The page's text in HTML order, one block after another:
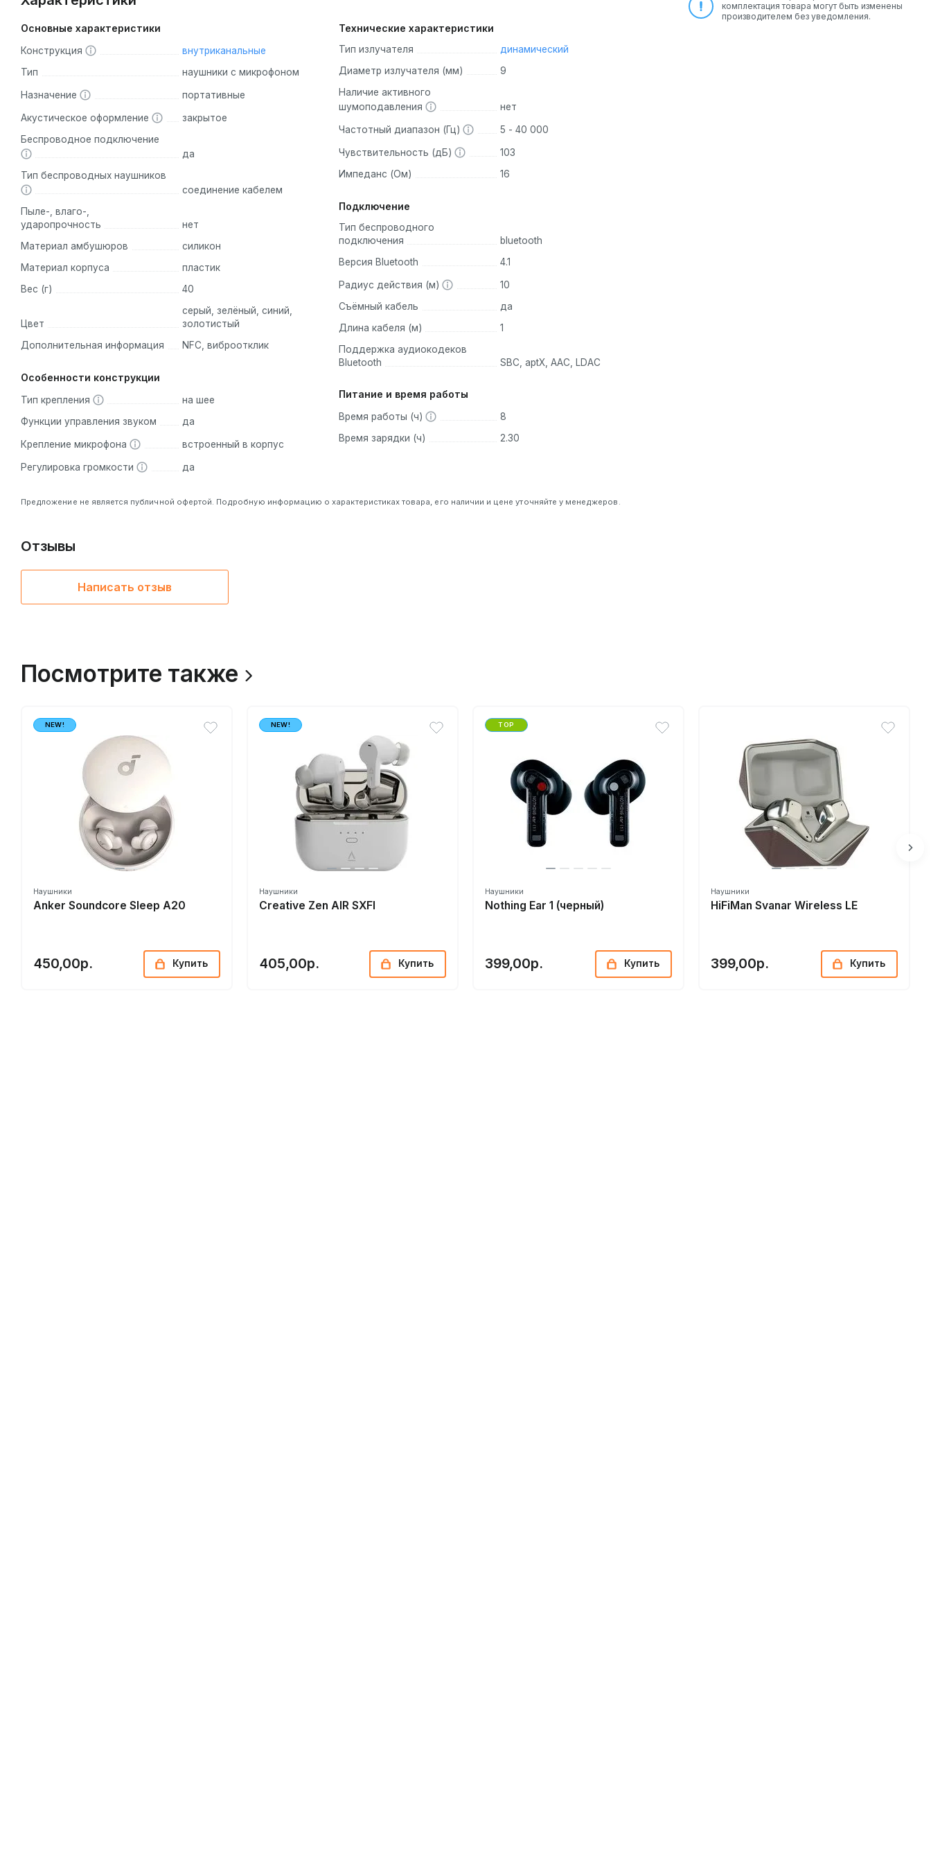
Основные характеристики
Конструкция
внутриканальные
Тип
наушники с микрофоном
Назначение портативные
Акустическое оформление
закрытое
Беспроводное подключение
да
Тип беспроводных наушников
соединение кабелем
Пыле-, влаго-,
ударопрочность
нет
Материал амбушюров
силикон
Материал корпуса
пластик
Вес (г)
40
Цвет
серый, зелёный, синий,
золотистый
Дополнительная информация
NFC, виброотклик
Особенности конструкции
Тип крепления
на шее
Функции управления звуком
да
Крепление микрофона встроенный в корпус
Регулировка громкости да
Технические характеристики
Тип излучателя
динамический
Диаметр излучателя (мм)
9
Наличие активного
шумоподавления
нет
Частотный диапазон (Гц) 5 - 40 000
Чувствительность (дБ)
103
Импеданс (Ом)
16
Подключение
Тип беспроводного
подключения
bluetooth
Версия Bluetooth
4.1
Радиус действия (м)
10
Съёмный кабель
да
Длина кабеля (м)
1
Поддержка аудиокодеков
Bluetooth
SBC, aptX, AAC, LDAC
Питание и время работы
Время работы (ч)
8
Время зарядки (ч)
2.30
Предложение не является публичной офертой. Подробную информацию о характеристиках товара, его наличии и цене уточняйте у менеджеров.
комплектация товара могут быть изменены
производителем без уведомления.
Отзывы
Написать отзыв
Посмотрите также
NEW!
Наушники
Anker Soundcore Sleep A20
450,00р. Купить
NEW!
Наушники
Creative Zen AIR SXFI
405,00р. Купить
TOP
Наушники
Nothing Ear 1 (черный)
399,00р. Купить
Наушники
HiFiMan Svanar Wireless LE
399,00р. Купить